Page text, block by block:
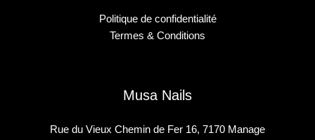
Politique de confidentialité
Termes & Conditions
Musa Nails
Rue du Vieux Chemin de Fer 16, 7170 Manage